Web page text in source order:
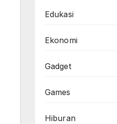
Edukasi
Ekonomi
Gadget
Games
Hiburan